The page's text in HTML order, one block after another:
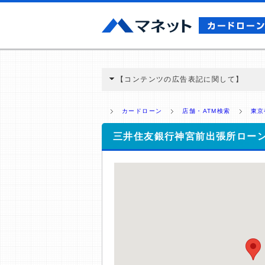
【コンテンツの広告表記に関して】
ミ収集などに基づき、公平性を担保した情
>提携企業一覧
カードローン 店舗・ATM検索 東
三井住友銀行神宮前出張所ロー